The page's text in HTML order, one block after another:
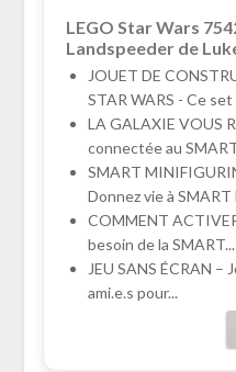
LEGO Star Wars
Landspeeder de
JOUET DE
STAR WARS - Ce set
LA GALAXIE VOUS
connectée au
SMART
Donnez vie à SMART
COMMENT
besoin de la SMART...
JEU SANS ÉCRAN –
ami.e.s pour...